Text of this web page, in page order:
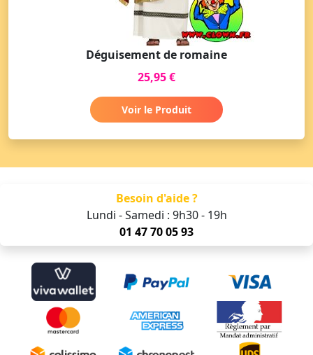
Déguisement de romaine
25,95 €
Voir le Produit
Besoin d'aide ?
Lundi - Samedi : 9h30 - 19h
01 47 70 05 93